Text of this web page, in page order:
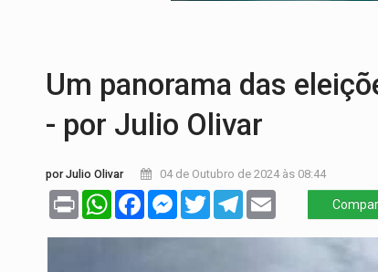
Um panorama das
- por Julio Olivar
por Julio Olivar 04 de Outubro de 2024 às 08:44
Print WhatsAppFacebookMessenger
TwitterTelegram